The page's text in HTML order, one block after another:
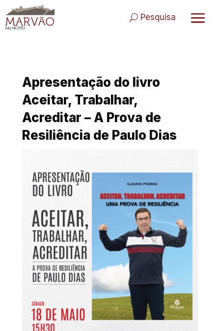
to
content
Pesquisa
Apresentação do livro
Aceitar, Trabalhar,
Acreditar – A Prova de
Resiliência de Paulo Dias